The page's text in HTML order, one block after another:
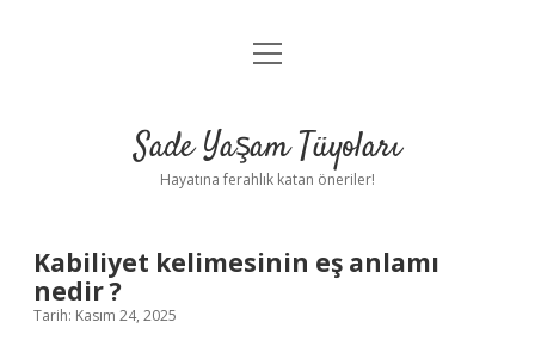
Anasayfa
Yasal Uyarı
menüyü
Sade Yaşam Tüyoları
Hayatına ferahlık katan öneriler!
Kabiliyet kelimesinin eş anlamı
nedir ?
Tarih: Kasım 24, 2025